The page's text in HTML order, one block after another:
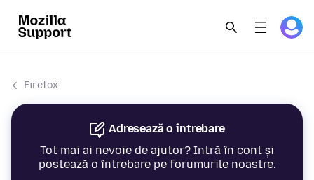
Firefox
Adresează o întrebare
Tot mai ai nevoie de ajutor? Intră în cont și
postează o întrebare pe forumurile noastre.